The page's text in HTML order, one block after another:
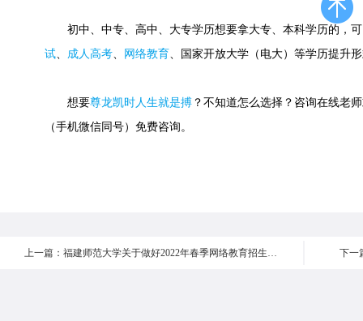
初中、中专、高中、大专学历想要拿大专、本科学历的，可
试、 成人高考、 网络教育、国家开放大学（电大）等学历提升
想要尊龙凯时人生就是搏 ？不知道怎么选择？咨询在线老
（手机微信同号）免费咨询。
上一篇：福建师范大学关于做好2022年春季网络教育招生工作的通知 下一